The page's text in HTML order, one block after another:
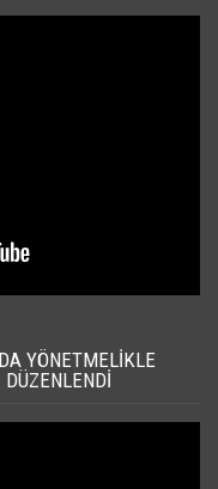
YÖNETMELIKLE
DÜZENLENDI